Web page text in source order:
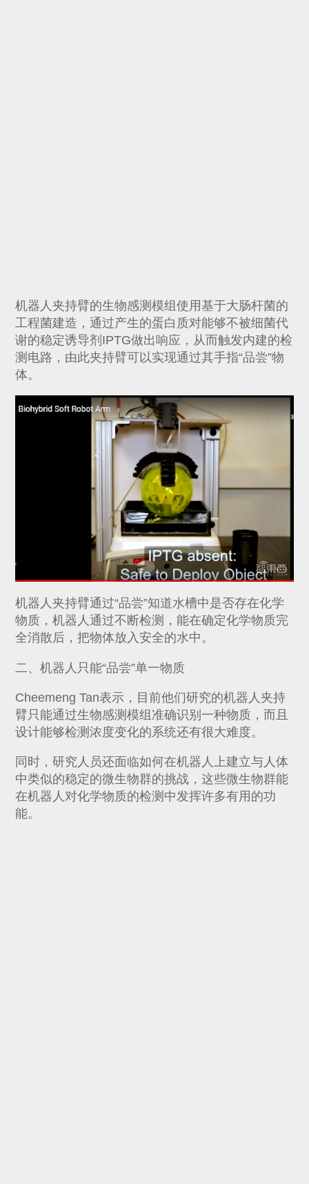
机器人夹持臂的生物感测模组使用基于大肠杆菌的
工程菌建造，通过产生的蛋白质对能够不被细菌代
谢的稳定诱导剂IPTG做出响应，从而触发内建的检
测电路，由此夹持臂可以实现通过其手指“品尝”物
体。
机器人夹持臂通过“品尝”知道水槽中是否存在化学
物质，机器人通过不断检测，能在确定化学物质完
全消散后，把物体放入安全的水中。
二、机器人只能“品尝”单一物质
Cheemeng Tan表示，目前他们研究的机器人夹持
臂只能通过生物感测模组准确识别一种物质，而且
设计能够检测浓度变化的系统还有很大难度。
同时，研究人员还面临如何在机器人上建立与人体
中类似的稳定的微生物群的挑战，这些微生物群能
在机器人对化学物质的检测中发挥许多有用的功
能。